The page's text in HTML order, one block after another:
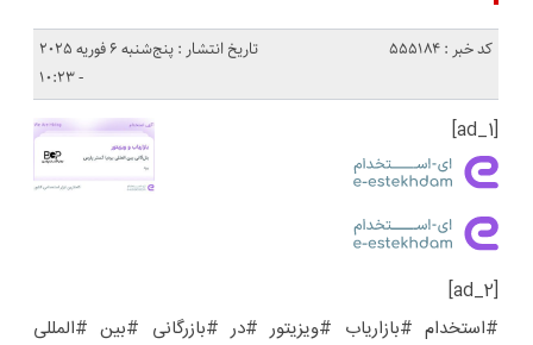
کد خبر : 555184
تاریخ انتشار : پنج‌شنبه 6 فوریه 2025
- 10:23
[ad_1]
[ad_2]
#استخدام #بازاریاب #ویزیتور #در #بازرگانی #بین #المللی